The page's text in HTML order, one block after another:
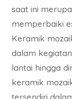
saat ini
memperbaiki
Keramik
dalam
lantai hingga
keramik
tersendiri